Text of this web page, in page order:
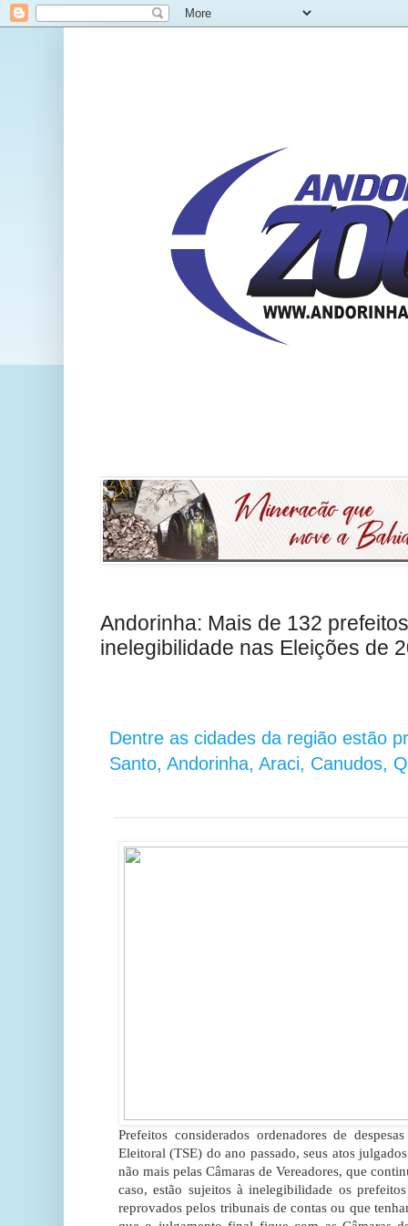
Andorinha: Mais de 132
inelegibilidade nas Eleições de
Dentre as cidades da região estão
Santo, Andorinha, Araci, Canudos,
Prefeitos considerados ordenadores de
Eleitoral (TSE) do ano passado, seus atos
não mais pelas Câmaras de Vereadores, que
caso, estão sujeitos à inelegibilidade os
reprovados pelos tribunais de contas ou que